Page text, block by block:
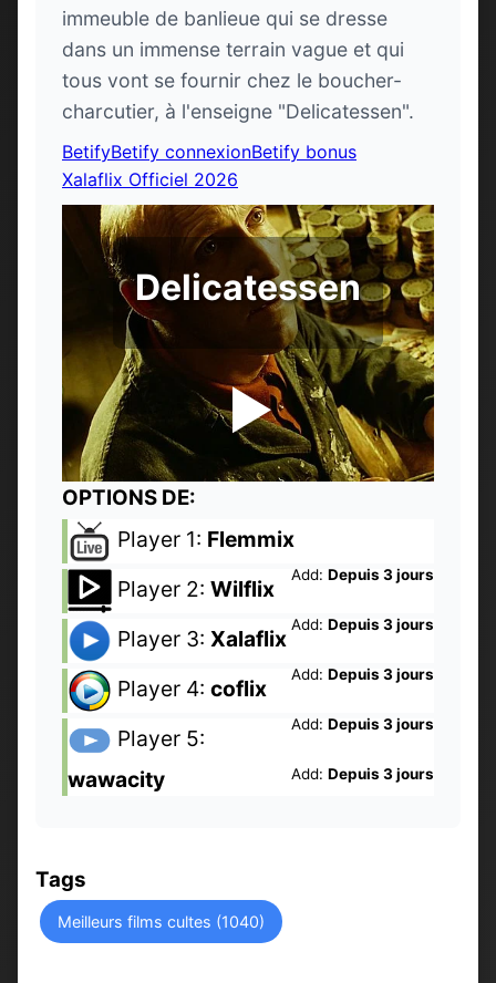
immeuble de banlieue qui se dresse
dans un immense terrain vague et qui
tous vont se fournir chez le boucher-
charcutier, à l'enseigne "Delicatessen".
BetifyBetify connexionBetify bonus
Xalaflix Officiel 2026
Delicatessen
OPTIONS DE:
Player 1: Flemmix
Add: Depuis 3 jours
Player 2: Wilflix
Add: Depuis 3 jours
Player 3: Xalaflix
Add: Depuis 3 jours
Player 4: coflix
Add: Depuis 3 jours
Player 5:
wawacity
Add: Depuis 3 jours
Tags
Meilleurs films cultes (1040)